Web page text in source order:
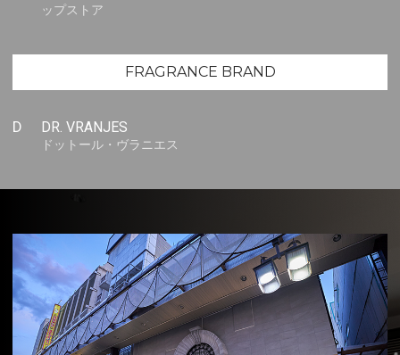
ップストア
FRAGRANCE BRAND
D DR. VRANJES
ドットール・ヴラニエス